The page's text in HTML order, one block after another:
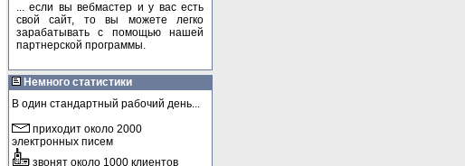
... если вы вебмастер и у вас есть
свой сайт, то вы можете легко
зарабатывать с помощью нашей
партнерской программы.
Немного статистики
В один стандартный рабочий день...
приходит около 2000
электронных писем
звонят около 1000 клиентов